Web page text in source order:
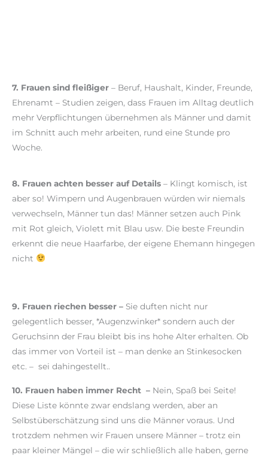
7. Frauen sind fleißiger – Beruf, Haushalt, Kinder, Freunde,
Ehrenamt – Studien zeigen, dass Frauen im Alltag deutlich
mehr Verpflichtungen übernehmen als Männer und damit
im Schnitt auch mehr arbeiten, rund eine Stunde pro
Woche.
8. Frauen achten besser auf Details – Klingt komisch, ist
aber so! Wimpern und Augenbrauen würden wir niemals
verwechseln, Männer tun das! Männer setzen auch Pink
mit Rot gleich, Violett mit Blau usw. Die beste Freundin
erkennt die neue Haarfarbe, der eigene Ehemann hingegen
nicht
9. Frauen riechen besser – Sie duften nicht nur
gelegentlich besser, *Augenzwinker* sondern auch der
Geruchsinn der Frau bleibt bis ins hohe Alter erhalten. Ob
das immer von Vorteil ist – man denke an Stinkesocken
etc. – sei dahingestellt..
10. Frauen haben immer Recht – Nein, Spaß bei Seite!
Diese Liste könnte zwar endslang werden, aber an
Selbstüberschätzung sind uns die Männer voraus. Und
trotzdem nehmen wir Frauen unsere Männer – trotz ein
paar kleiner Mängel – die wir schließlich alle haben, gerne